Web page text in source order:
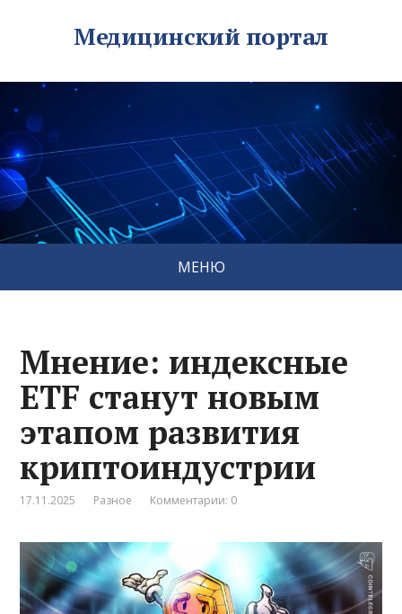
Медицинский портал
МЕНЮ
Мнение: индексные
ETF станут новым
этапом развития
криптоиндустрии
17.11.2025 Разное Комментарии: 0